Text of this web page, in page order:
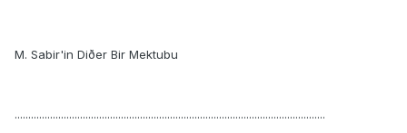
M. Sabir'in Diðer Bir Mektubu
..................................................................................................................